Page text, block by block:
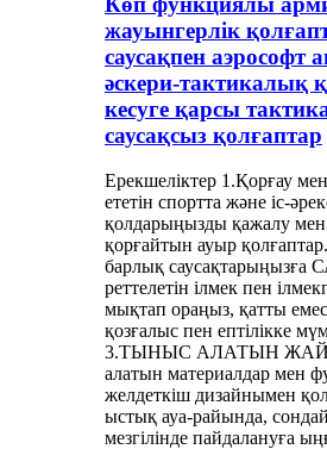
жауынгерлік
саусақпен
әскери-тактикалық
кесуге қарсы
саусақсыз қолғаптар
Ерекшеліктер 1.Қорғау мен
ететін спортта және іс-
қолдарыңызды қажалу мен
қорғайтын ауыр
барлық саусақтарыңызға
реттелетін ілмек пен
мықтап ораңыз, қатты
қозғалыс пен ептілікке
3.ТЫНЫС АЛАТЫН
алатын материалдар мен
желдеткіш дизайнымен қол
ыстық ауа-райында,
мезгілінде пайдалануға